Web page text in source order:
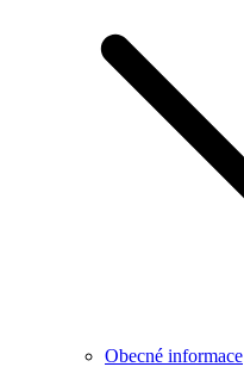
Obecné informace